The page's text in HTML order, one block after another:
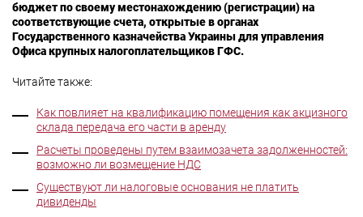
бюджет по своему местонахождению (регистрации) на
соответствующие счета, открытые в органах
Государственного казначейства Украины для управления
Офиса крупных налогоплательщиков ГФС.
Читайте также:
Как повлияет на квалификацию помещения как акцизного
склада передача его части в аренду
Расчеты проведены путем взаимозачета задолженностей:
возможно ли возмещение НДС
Существуют ли налоговые основания не платить
дивиденды